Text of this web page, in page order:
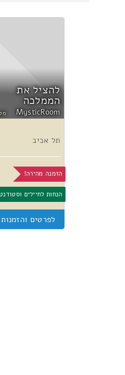
להציל את
הממלכה
MysticRoom
תל אביב
הזמנה מהירה!
הנחות לחיילים